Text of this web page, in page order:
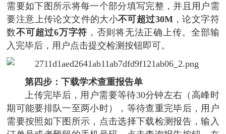
需要如下图所示将每一个部分填写完整，并且用户需
要注意上传论文文件的大小不可超过30M，论文字符
数不可超过6万字符 ，否则将无法正确上传。全部输
入完毕后，用户点击提交检测按钮即可。
第四步：下载学术查重报告单
上传完毕后，用户需要等待30分钟左右（高峰时
期可能要排队一至两小时），等待查重完毕后，用户
需要按照如下图所示，点击选择下载检测报告，输入